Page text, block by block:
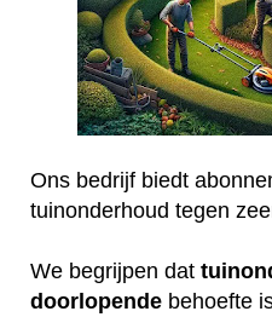
Ons bedrijf biedt
tuinonderhoud tegen
We begrijpen dat
doorlopende behoefte